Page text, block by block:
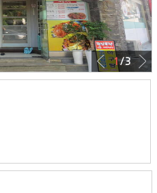
1/ 3